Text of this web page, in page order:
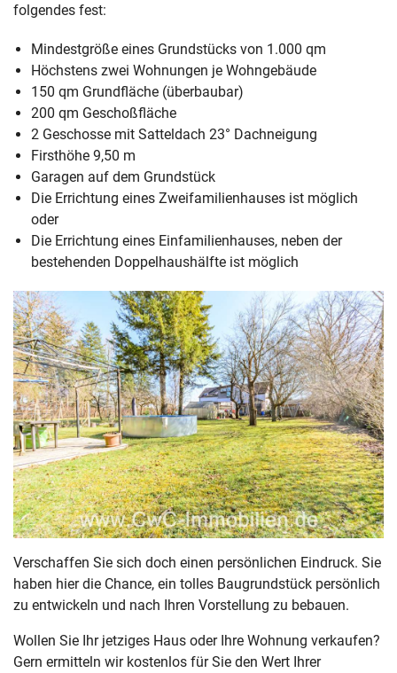
folgendes fest:
Mindestgröße eines Grundstücks von 1.000 qm
Höchstens zwei Wohnungen je Wohngebäude
150 qm Grundfläche (überbaubar)
200 qm Geschoßfläche
2 Geschosse mit Satteldach 23° Dachneigung
Firsthöhe 9,50 m
Garagen auf dem Grundstück
Die Errichtung eines Zweifamilienhauses ist möglich
oder
Die Errichtung eines Einfamilienhauses, neben der
bestehenden Doppelhaushälfte ist möglich
Verschaffen Sie sich doch einen persönlichen Eindruck. Sie
haben hier die Chance, ein tolles Baugrundstück persönlich
zu entwickeln und nach Ihren Vorstellung zu bebauen.
Wollen Sie Ihr jetziges Haus oder Ihre Wohnung verkaufen?
Gern ermitteln wir kostenlos für Sie den Wert Ihrer